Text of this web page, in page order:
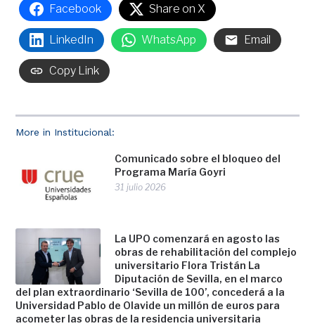
More in Institucional:
Comunicado sobre el bloqueo del
Programa María Goyri
31 julio 2026
La UPO comenzará en agosto las
obras de rehabilitación del complejo
universitario Flora Tristán La
Diputación de Sevilla, en el marco
del plan extraordinario ‘Sevilla de 100’, concederá a la
Universidad Pablo de Olavide un millón de euros para
acometer las obras de la residencia universitaria
Facebook Share on X
LinkedIn WhatsApp Email
Copy Link